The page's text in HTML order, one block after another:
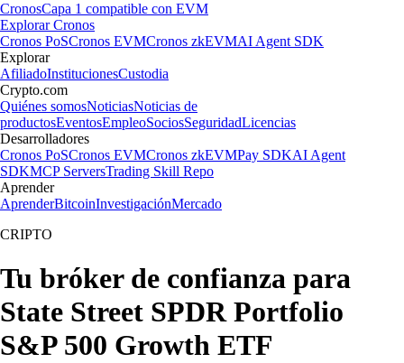
CronosCapa 1 compatible con EVM
Explorar Cronos
Cronos PoSCronos EVMCronos zkEVMAI Agent SDK
Explorar
AfiliadoInstitucionesCustodia
Crypto.com
Quiénes somosNoticiasNoticias de
productosEventosEmpleoSociosSeguridadLicencias
Desarrolladores
Cronos PoSCronos EVMCronos zkEVMPay SDKAI Agent
SDKMCP ServersTrading Skill Repo
Aprender
AprenderBitcoinInvestigaciónMercado
CRIPTO
Tu bróker de confianza para
State Street SPDR Portfolio
S&P 500 Growth ETF